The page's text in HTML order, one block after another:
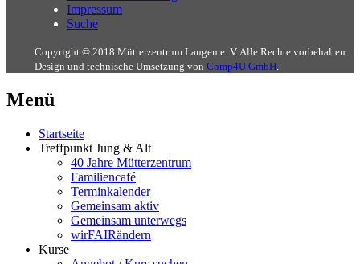
Impressum
Suche
Copyright © 2018 Mütterzentrum Langen e. V. Alle Rechte vorbehalten.
Design und technische Umsetzung von Comp4U GmbH.
Menü
Startseite
Treffpunkt Jung & Alt
40 Jahre Mütterzentrum
Familiencafé
Terminkalender
Gemeinsam aktiv
Gemeinsam unterwegs
wirFAIRändern
Kurse